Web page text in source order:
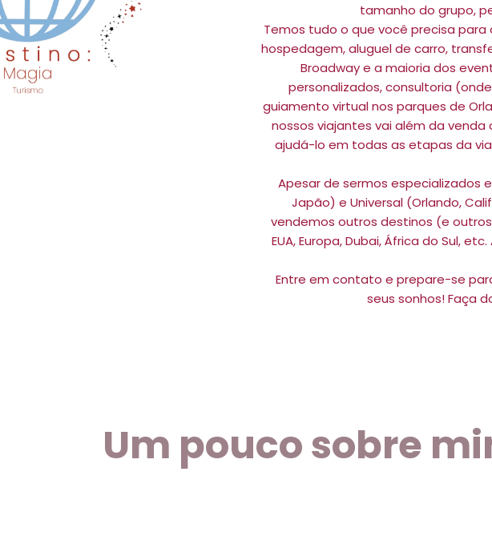
tamanho do grupo,
Temos tudo o que você precisa para
hospedagem, aluguel de carro,
Broadway e a maioria dos
personalizados, consultoria
guiamento virtual nos parques de
nossos viajantes vai além da
ajudá-lo em todas as etapas da
Apesar de sermos especializados
Japão) e Universal (Orlando,
vendemos outros destinos (e
EUA, Europa, Dubai, África do Sul,
Entre em contato e prepare-se
seus sonhos! Faça
Um pouco sobre